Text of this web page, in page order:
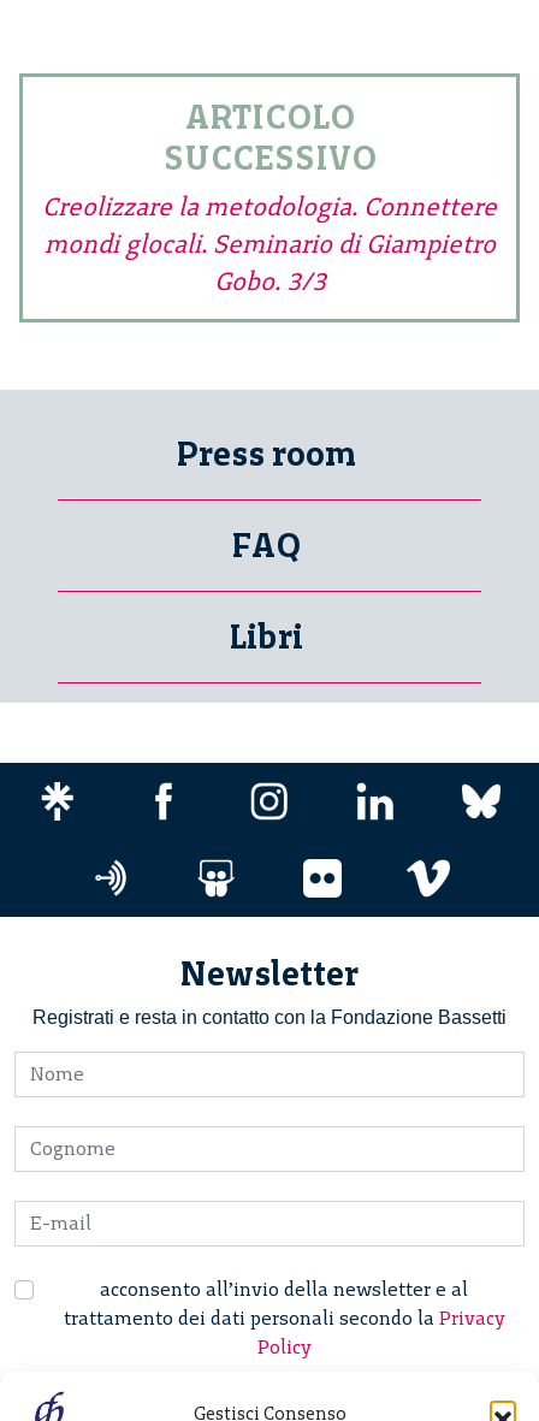
Gestisci Consenso
ARTICOLO
SUCCESSIVO
Creolizzare la metodologia. Connettere
mondi glocali. Seminario di Giampietro
Gobo. 3/3
Press room
FAQ
Libri
Newsletter
Registrati e resta in contatto con la Fondazione Bassetti
acconsento all’invio della newsletter e al
trattamento dei dati personali secondo la Privacy
Policy